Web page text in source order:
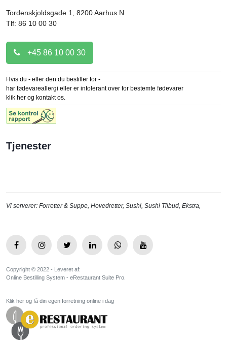
Tordenskjoldsgade 1, 8200Aarhus N
Tlf: 86 10 00 30
+45 86 10 00 30
Hvis du - eller den du bestiller for -
har fødevareallergi eller er intolerant over for bestemte fødevarer
klik her og kontakt os.
Tjenester
Vi serverer: Forretter & Suppe, Hovedretter, Sushi, Sushi Tilbud, Ekstra,
Copyright © 2022 - Leveret af:
Online Bestilling System - eRestaurant Suite Pro.
Klik her og få din egen forretning online i dag